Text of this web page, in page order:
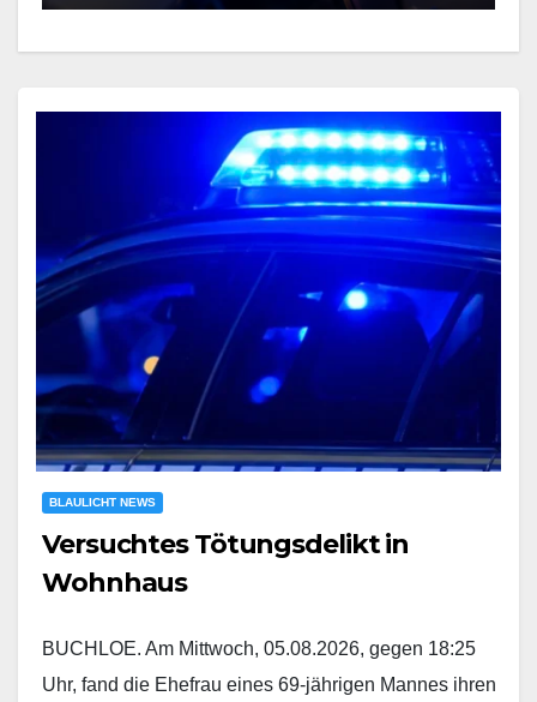
BLAULICHT NEWS
Versuchtes Tötungsdelikt in
Wohnhaus
BUCHLOE. Am Mittwoch, 05.08.2026, gegen 18:25
Uhr, fand die Ehefrau eines 69-jährigen Mannes ihren